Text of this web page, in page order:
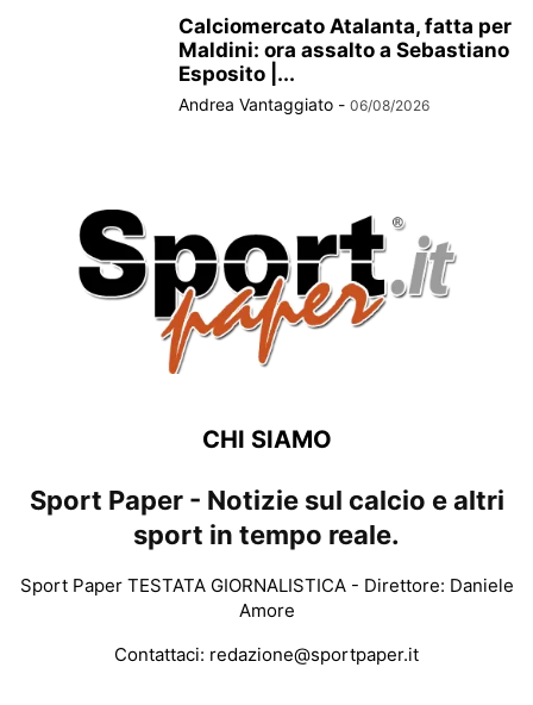
Calciomercato Atalanta, fatta per
Maldini: ora assalto a Sebastiano
Esposito |...
Andrea Vantaggiato - 06/08/2026
CHI SIAMO
Sport Paper - Notizie sul calcio e altri
sport in tempo reale.
Sport Paper TESTATA GIORNALISTICA - Direttore: Daniele
Amore
Contattaci: redazione@sportpaper.it